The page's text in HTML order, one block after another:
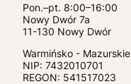
Pon.–pt. 8:00–16:00
Nowy Dwór 7a
11-130 Nowy Dwór
Warmińsko - Mazurskie
NIP: 7432010701
REGON: 541517023